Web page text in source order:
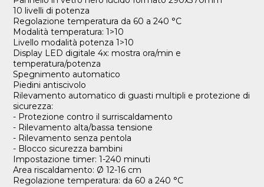
10 livelli di potenza
Regolazione temperatura da 60 a 240 °C
Modalità temperatura: 1>10
Livello modalità potenza 1>10
Display LED digitale 4x: mostra ora/min e
temperatura/potenza
Spegnimento automatico
Piedini antiscivolo
Rilevamento automatico di guasti multipli e protezione di
sicurezza:
- Protezione contro il surriscaldamento
- Rilevamento alta/bassa tensione
- Rilevamento senza pentola
- Blocco sicurezza bambini
Impostazione timer: 1-240 minuti
Area riscaldamento: Ø 12-16 cm
Regolazione temperatura: da 60 a 240 °C